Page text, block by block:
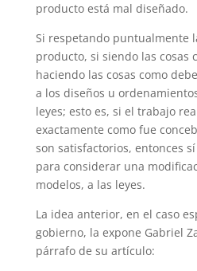
producto está mal diseñado.
Si respetando puntualmente
producto, si siendo las cosas
haciendo las cosas como
a los diseños u
leyes; esto es, si el trabajo
exactamente como fue
son satisfactorios, entonces
para considerar una
modelos, a las leyes.
La idea anterior, en el caso
gobierno, la expone Gabriel
párrafo de su artículo: